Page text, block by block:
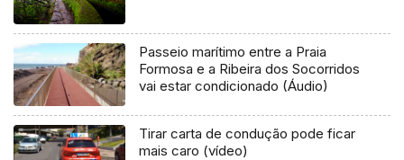
Passeio marítimo entre a Praia
Formosa e a Ribeira dos Socorridos
vai estar condicionado (Áudio)
Tirar carta de condução pode ficar
mais caro (vídeo)